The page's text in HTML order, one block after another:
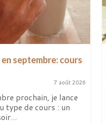
septembre: cours
7 août 2026
prochain, je lance
type de cours : un